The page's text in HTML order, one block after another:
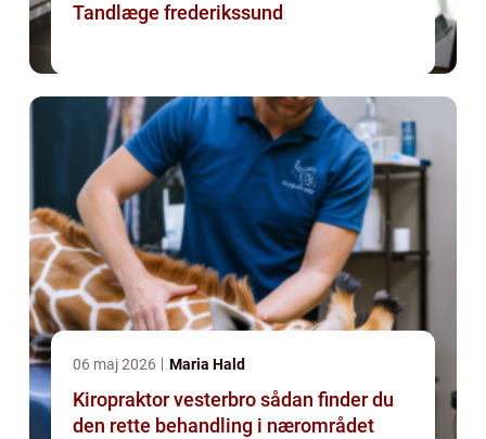
Tandlæge frederikssund
06 maj 2026 Maria Hald
Kiropraktor vesterbro sådan finder du
den rette behandling i nærområdet